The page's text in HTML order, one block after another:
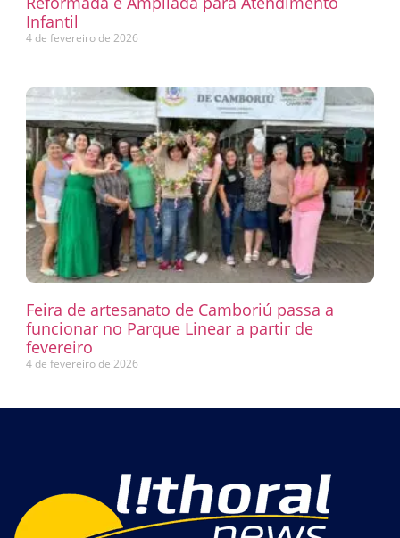
Infantil
4 de fevereiro de 2026
Feira de artesanato de Camboriú passa a
funcionar no Parque Linear a partir de
fevereiro
4 de fevereiro de 2026